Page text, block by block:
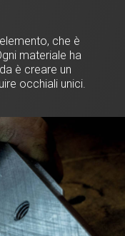
che è
materiale ha
è creare un
occhiali unici.